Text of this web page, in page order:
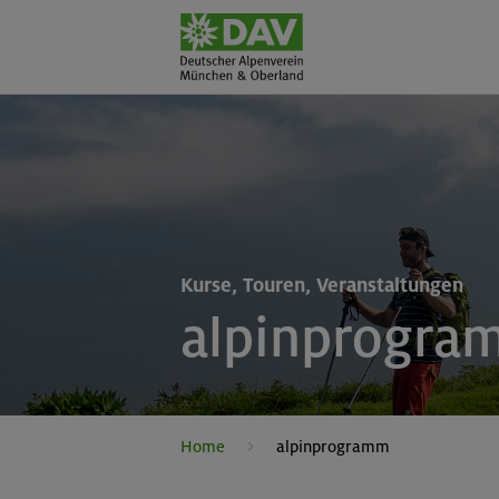
Kurse, Touren, Veranstaltungen
Home alpinprogramm